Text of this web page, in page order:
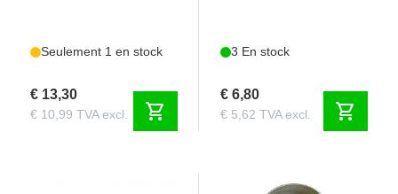
Seulement 1 en stock
€ 13,30
€ 10,99 TVA excl. shopping_cart
3 En stock
€ 6,80
€ 5,62 TVA excl. shopping_cart